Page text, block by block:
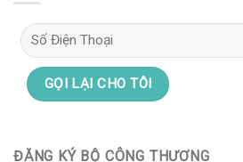
ĐĂNG KÝ BỘ CÔNG THƯƠNG